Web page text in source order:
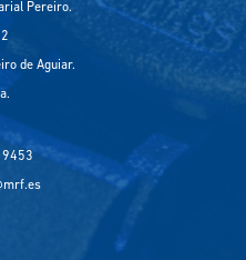
Pereiro.
de Aguiar.